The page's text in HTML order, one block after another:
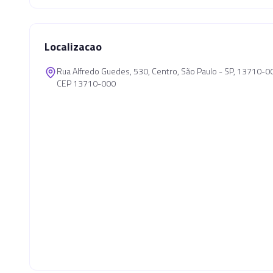
Localizacao
Rua Alfredo Guedes, 530, Centro, São Paulo - SP, 13710-
CEP 13710-000